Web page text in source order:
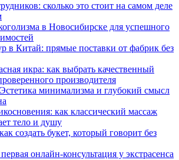
сколько это стоит на самом деле
в Новосибирске для успешного
в Китай: прямые поставки от фабрик без
икра: как выбрать качественный
производителя
минимализма и глубокий смысл
как классический массаж
тело и душу
создать букет, который говорит без
онлайн-консультация у экстрасенса